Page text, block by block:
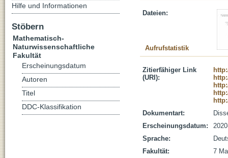
Dateien:
Aufrufstatistik
Zitierfähiger Link
(URI):
Dokumentart:
Erscheinungsdatum:
Sprache:
Fakultät:
7
Hilfe und Informationen
Stöbern
Mathematisch-
Naturwissenschaftliche
Fakultät
Erscheinungsdatum
Autoren
Titel
DDC-Klassifikation